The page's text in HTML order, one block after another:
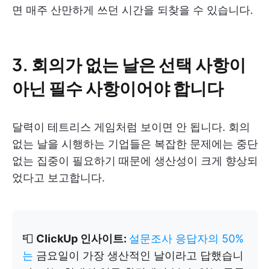
면 매주 산만하게 쓰던 시간을 되찾을 수 있습니다.
3. 회의가 없는 날은 선택 사항이
아닌 필수 사항이어야 합니다
달력이 테트리스 게임처럼 보이면 안 됩니다. 회의
없는 날을 시행하는 기업들은 복잡한 문제에는 중단
없는 집중이 필요하기 때문에 생산성이 크게 향상되
었다고 보고합니다.
📮 ClickUp 인사이트: 설문조사 응답자의 50%
는 금요일이 가장 생산적인 날이라고 답했습니